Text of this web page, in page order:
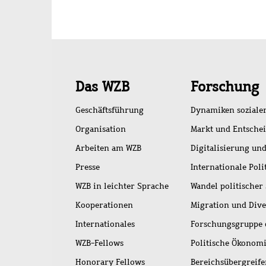
Schnellzugriff
Das WZB
Geschäftsführung
Organisation
Arbeiten am WZB
Presse
WZB in leichter Sprache
Kooperationen
Internationales
WZB-Fellows
Honorary Fellows
Forschung
Dynamiken
Markt und
Digitalisierung
Internationale
Wandel politischer
Migration und
Politische